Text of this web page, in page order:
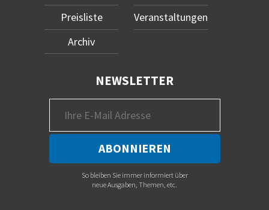
Preisliste
Archiv
Veranstaltungen
NEWSLETTER
So bleiben Sie immer informiert über
neue Ausgaben, Themen, etc.